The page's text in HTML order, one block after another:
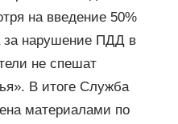
на введение 50%
за нарушение ПДД в
не спешат
В итоге Служба
материалами по